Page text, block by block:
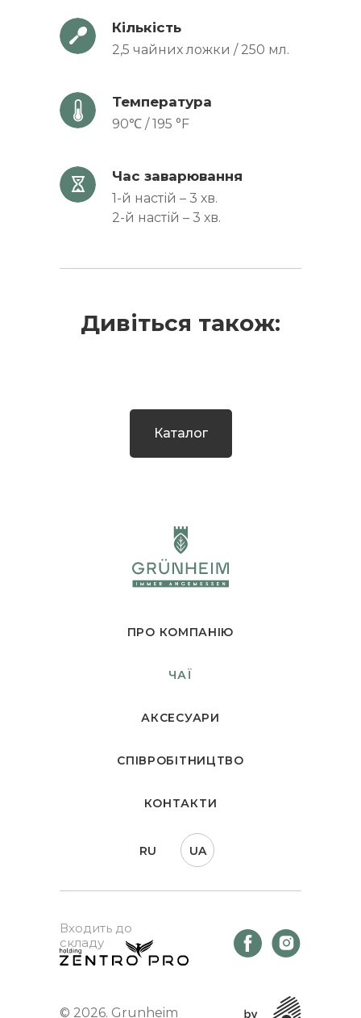
Кількість
2,5 чайних ложки / 250 мл.
Температура
90℃ / 195 °F
Час заварювання
1-й настій – 3 хв.
2-й настій – 3 хв.
Дивіться також:
Каталог
ПРО КОМПАНІЮ
ЧАЇ
АКСЕСУАРИ
СПІВРОБІТНИЦТВО
КОНТАКТИ
RU UA
© 2026. Grunheim
Входить до
складу